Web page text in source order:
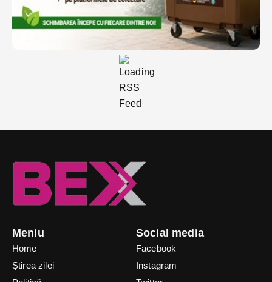
Meniu
Home
Știrea zilei
Social media
Facebook
Instagram